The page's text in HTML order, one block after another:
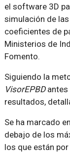
el software 3D
simulación de
coeficientes de
Ministerios de
Fomento.
Siguiendo la
VisorEPBDantes
resultados,
Se ha marcado
debajo de los
los que están